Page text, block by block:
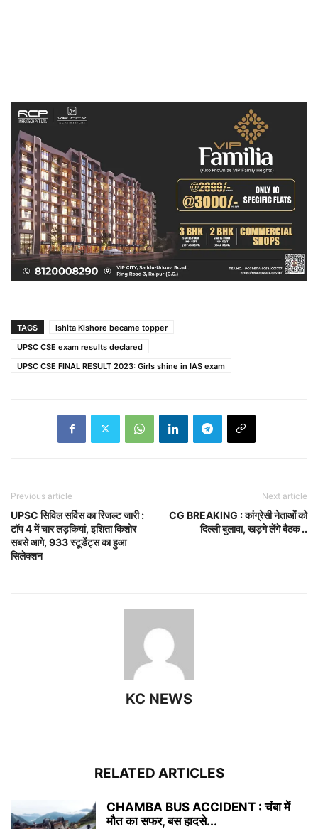
TAGS
Ishita Kishore became topper
UPSC CSE exam results declared
UPSC CSE FINAL RESULT 2023: Girls shine in IAS exam
Previous article
UPSC सिविल सर्विस का रिजल्ट जारी :
टॉप 4 में चार लड़कियां, इशिता किशोर
सबसे आगे, 933 स्टूडेंट्स का हुआ
सिलेक्शन
Next article
CG BREAKING : कांग्रेसी नेताओं को
दिल्ली बुलावा, खड़गे लेंगे बैठक ..
KC NEWS
RELATED ARTICLES
CHAMBA BUS ACCIDENT : चंबा में
मौत का सफर, बस हादसे...